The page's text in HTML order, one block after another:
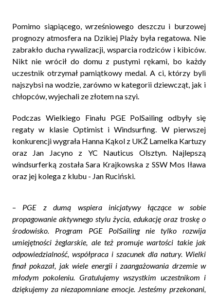
Pomimo siąpiącego, wrześniowego deszczu i burzowej
prognozy atmosfera na Dzikiej Plaży była regatowa. Nie
zabrakło ducha rywalizacji, wsparcia rodziców i kibiców.
Nikt nie wrócił do domu z pustymi rękami, bo każdy
uczestnik otrzymał pamiątkowy medal. A ci, którzy byli
najszybsi na wodzie, zarówno w kategorii dziewcząt, jak i
chłopców, wyjechali ze złotem na szyi.
Podczas Wielkiego Finału PGE PolSailing odbyły się
regaty w klasie Optimist i Windsurfing. W pierwszej
konkurencji wygrała Hanna Kąkol z UKŻ Lamelka Kartuzy
oraz Jan Jacyno z YC Nauticus Olsztyn. Najlepszą
windsurferką została Sara Krajkowska z SSW Mos Iława
oraz jej kolega z klubu - Jan Ruciński.
– PGE z dumą wspiera inicjatywy łączące w sobie
propagowanie aktywnego stylu życia, edukację oraz troskę o
środowisko. Program PGE PolSailing nie tylko rozwija
umiejętności żeglarskie, ale też promuje wartości takie jak
odpowiedzialność, współpraca i szacunek dla natury. Wielki
finał pokazał, jak wiele energii i zaangażowania drzemie w
młodym pokoleniu. Gratulujemy wszystkim uczestnikom i
dziękujemy za niezapomniane emocje. Jesteśmy przekonani,